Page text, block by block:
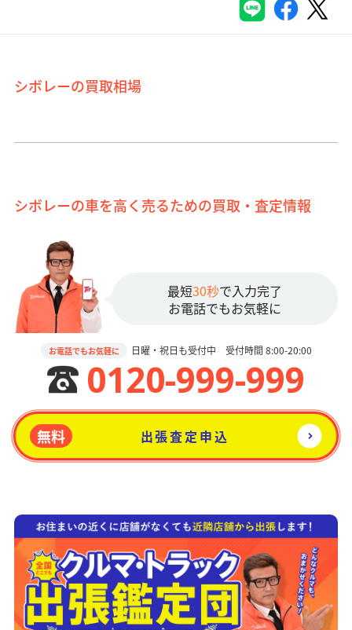
シボレーの買取相場
シボレーの車を高く売るための買取・査定情報
最短30秒で入力完了
お電話でもお気軽に
お電話でもお気軽に 日曜・祝日も受付中 受付時間 8:00-20:00
0120-999-999
無料 出張査定申込